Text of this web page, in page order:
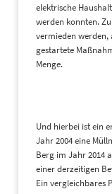
elektrische
werden konnten.
vermieden werden,
gestartete
Menge.
Und hierbei ist ein
Jahr 2004 eine
Berg im Jahr 2014
einer derzeitigen
Ein vergleichbares